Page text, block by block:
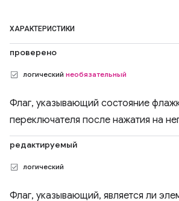
ХАРАКТЕРИСТИКИ
проверено
логический необязательный
Флаг, указывающий состояние
переключателя после нажатия на
редактируемый
логический
Флаг, указывающий, является ли